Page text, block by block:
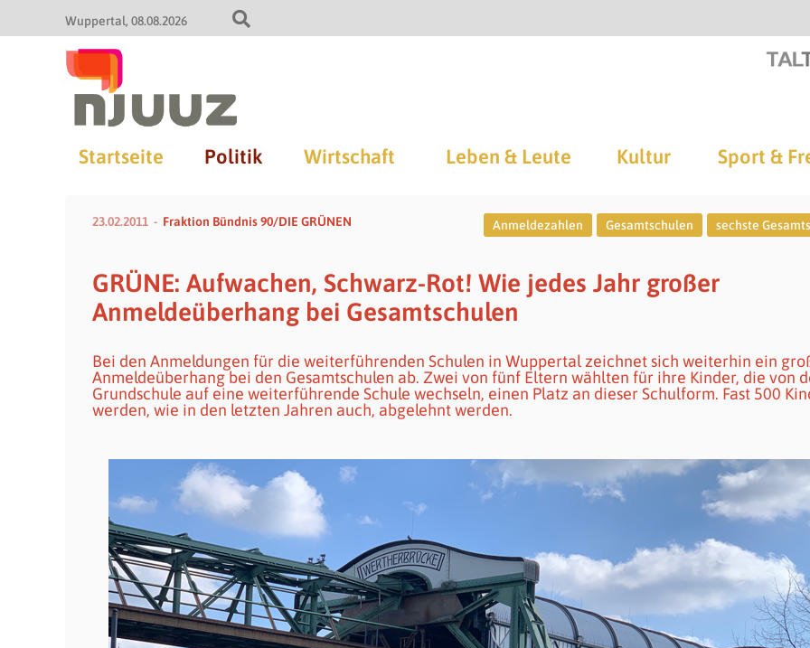
Wuppertal 08.08.2026
Startseite Politik Wirtschaft Leben & Leute Kultur Sport &
23.02.2011 Fraktion Bündnis 90/DIE GRÜNEN Anmeldezahlen Gesamtschulen sechste
GRÜNE: Aufwachen, Schwarz-Rot! Wie jedes Jahr großer
Anmeldeüberhang bei Gesamtschulen
Bei den Anmeldungen für die weiterführenden Schulen in Wuppertal zeichnet sich weiterhin ein
Anmeldeüberhang bei den Gesamtschulen ab. Zwei von fünf Eltern wählten für ihre Kinder, die von
Grundschule auf eine weiterführende Schule wechseln, einen Platz an dieser Schulform. Fast 500
werden, wie in den letzten Jahren auch, abgelehnt werden.